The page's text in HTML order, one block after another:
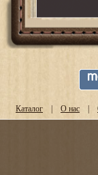
Каталог | О нас |